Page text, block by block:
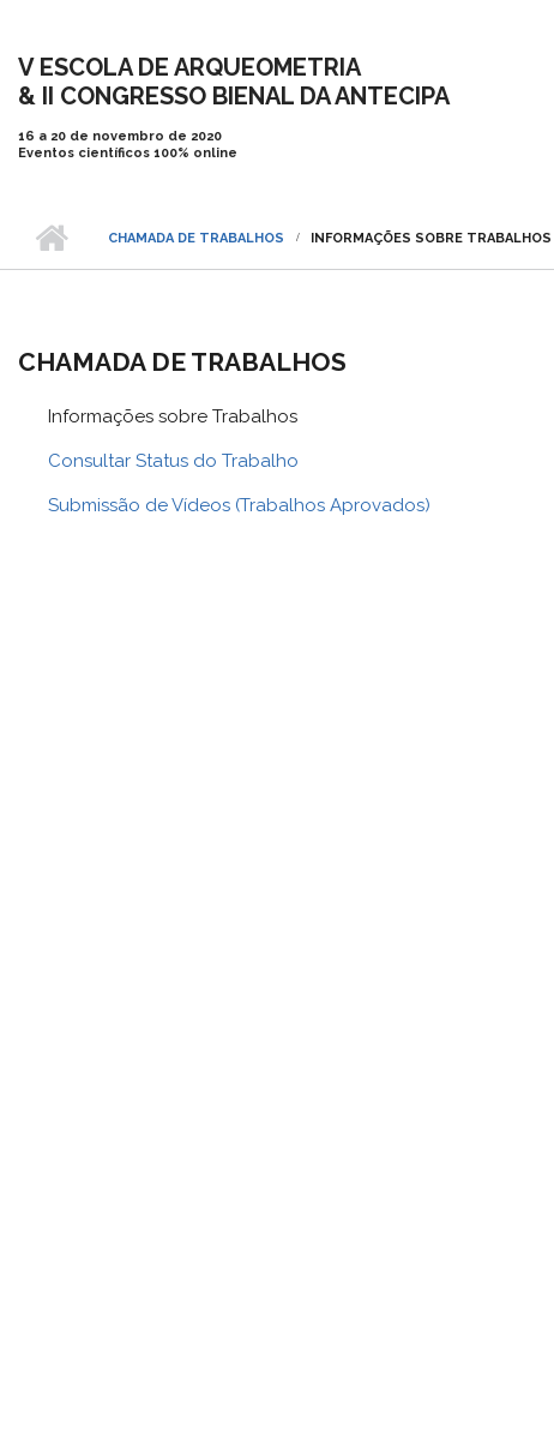
V ESCOLA DE ARQUEOMETRIA
& II CONGRESSO BIENAL DA ANTECIPA
16 a 20 de novembro de 2020
Eventos científicos 100% online
CHAMADA DE TRABALHOS INFORMAÇÕES SOBRE TRABALHOS
CHAMADA DE TRABALHOS
Informações sobre Trabalhos
Consultar Status do Trabalho
Submissão de Vídeos (Trabalhos Aprovados)